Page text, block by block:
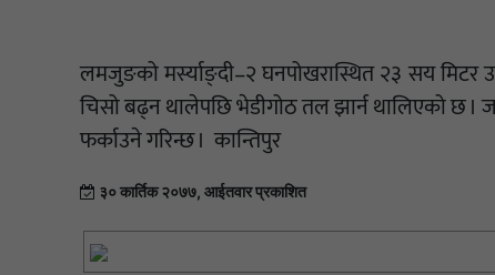
लमजुङको मर्स्याङ्दी–२ घनपोखरास्थित २३ सय मिटर
चिसो बढ्न थालेपछि भेडीगोठ तल झार्न थालिएको छ ।
फर्काउने गरिन्छ । कान्तिपुर
३० कार्तिक २०७७, आईतवार प्रकाशित